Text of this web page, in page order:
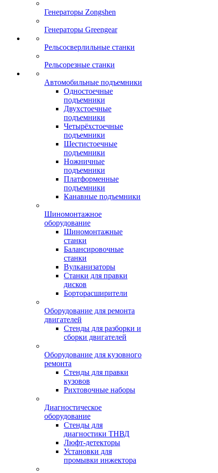
Генераторы Zongshen
Генераторы Greengear
Рельсосверлильные станки
Рельсорезные станки
Автомобильные подъемники
Одностоечные
подъемники
Двухстоечные
подъемники
Четырёхстоечные
подъемники
Шестистоечные
подъемники
Ножничные
подъемники
Платформенные
подъемники
Канавные подъемники
Шиномонтажное
оборудование
Шиномонтажные
станки
Балансировочные
станки
Вулканизаторы
Станки для правки
дисков
Борторасширители
Оборудование для ремонта
двигателей
Стенды для разборки и
сборки двигателей
Оборудование для кузовного
ремонта
Стенды для правки
кузовов
Рихтовочные наборы
Диагностическое
оборудование
Стенды для
диагностики ТНВД
Люфт-детекторы
Установки для
промывки инжектора